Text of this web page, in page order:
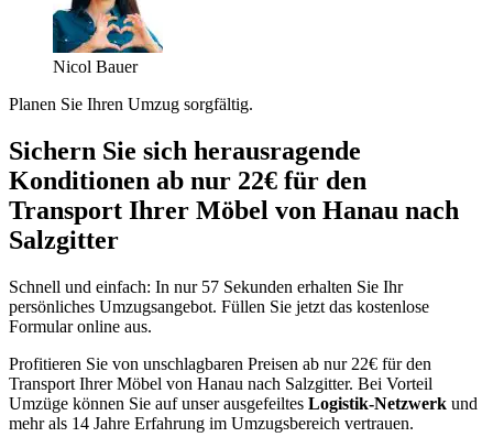
Nicol Bauer
Planen Sie Ihren Umzug sorgfältig.
Sichern Sie sich herausragende
Konditionen ab nur 22€ für den
Transport Ihrer Möbel von Hanau nach
Salzgitter
Schnell und einfach: In nur 57 Sekunden erhalten Sie Ihr
persönliches Umzugsangebot. Füllen Sie jetzt das kostenlose
Formular online aus.
Profitieren Sie von unschlagbaren Preisen ab nur 22€ für den
Transport Ihrer Möbel von Hanau nach Salzgitter. Bei Vorteil
Umzüge können Sie auf unser ausgefeiltes Logistik-Netzwerk und
mehr als 14 Jahre Erfahrung im Umzugsbereich vertrauen.